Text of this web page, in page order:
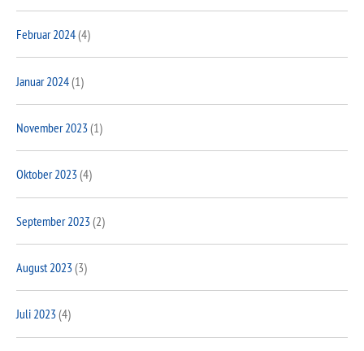
Februar 2024(4)
Januar 2024(1)
November 2023(1)
Oktober 2023(4)
September 2023(2)
August 2023(3)
Juli 2023(4)